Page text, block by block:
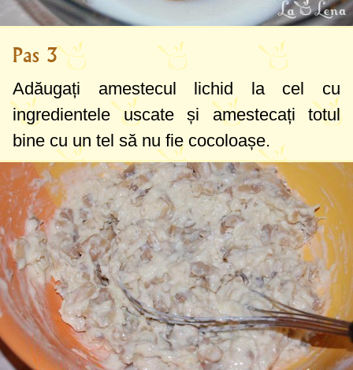
Pas 3
Adăugați amestecul lichid la cel cu
ingredientele uscate și amestecați totul
bine cu un tel să nu fie cocoloașe.